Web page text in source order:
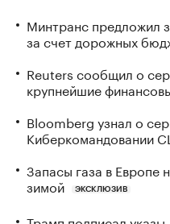
Минтранс предложил
за счет дорожных
Reuters сообщил о
крупнейшие
Bloomberg узнал о
Киберкомандовании
Запасы газа в Европе
зимой
ЭКСКЛЮЗИВ